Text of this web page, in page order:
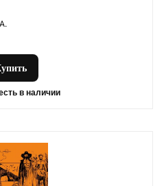
в наличии